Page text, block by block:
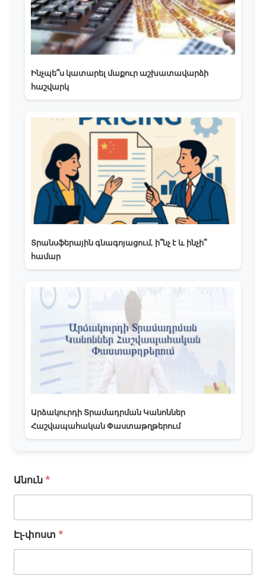
Ինչպե՞ս կատարել մաքուր աշխատավարձի
հաշվարկ
Տրանսֆերային գնագոյացում, ի՞նչ է և ինչի՞
համար
Արձակուրդի Տրամադրման Կանոններ
Հաշվապահական Փաստաթղթերում
Անուն*
Էլ-փոստ*